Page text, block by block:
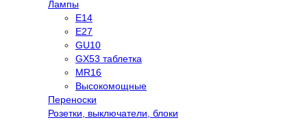
Лампы
E14
E27
GU10
GX53 таблетка
MR16
Высокомощные
Переноски
Розетки, выключатели, блоки